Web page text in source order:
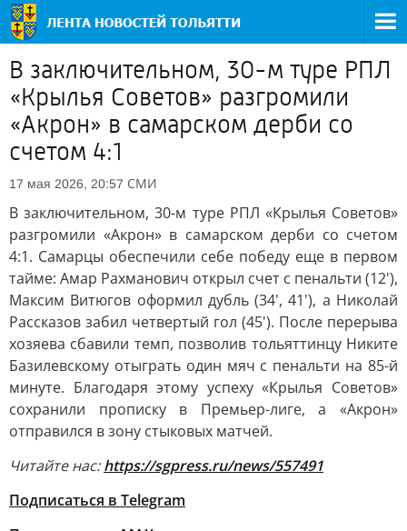
В заключительном, 30-м туре РПЛ
«Крылья Советов» разгромили
«Акрон» в самарском дерби со
счетом 4:1
17 мая 2026, 20:57 СМИ
В заключительном, 30-м туре РПЛ «Крылья Советов»
разгромили «Акрон» в самарском дерби со счетом
4:1. Самарцы обеспечили себе победу еще в первом
тайме: Амар Рахманович открыл счет с пенальти (12'),
Максим Витюгов оформил дубль (34', 41'), а Николай
Рассказов забил четвертый гол (45'). После перерыва
хозяева сбавили темп, позволив тольяттинцу Никите
Базилевскому отыграть один мяч с пенальти на 85-й
минуте. Благодаря этому успеху «Крылья Советов»
сохранили прописку в Премьер-лиге, а «Акрон»
отправился в зону стыковых матчей.
Читайте нас:https://sgpress.ru/news/557491
Подписаться в Telegram